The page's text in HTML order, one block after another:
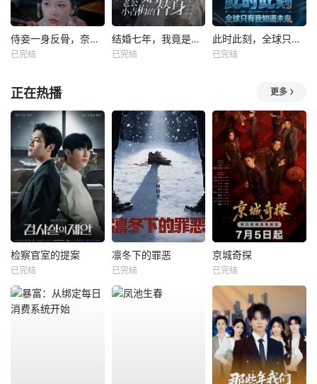
侍妾一身反骨，奈何侯爷只宠长公主
已完结
结婚七年，我竟是老公小青梅的替身
已完结
此时此刻，全球只有我知道未来
已完结
正在热播 更多
检察官室的提案
已完结
凛冬下的罪恶
已完结
京城奇探
已完结